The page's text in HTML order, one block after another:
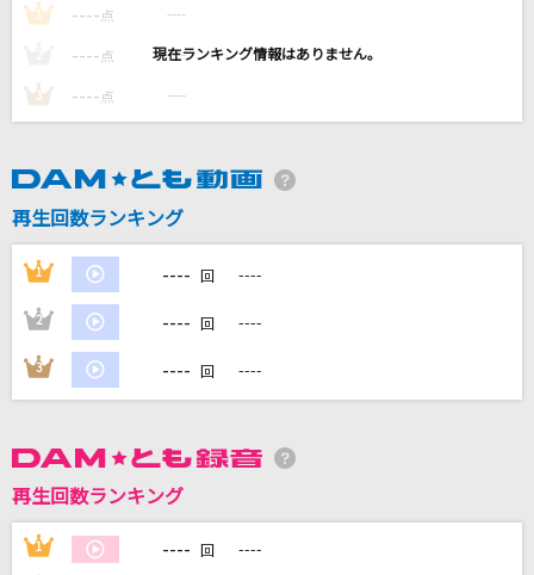
[生音]車輪の唄
BUMP OF CHICKEN
コンパス・オブ・ユア・ハート[シンドバッド・
[生音]a kind of love～BULLET TRAIN Arena
Tour 2018 GOLDEN EPOCHより～
超特急
DAMの新曲・ランキングなど
DAMに会員登録・ログインして
1 ---- 点 ----
---- 点 ----
3 ---- 点 ----
再生回数ランキング
1 ---- 回 ----
2 ---- 回 ----
3 ---- 回 ----
再生回数ランキング
1 ---- 回 ----